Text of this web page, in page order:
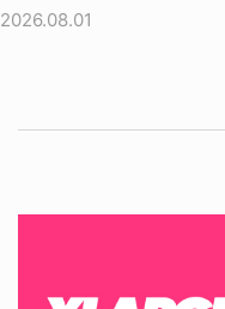
2026.08.01